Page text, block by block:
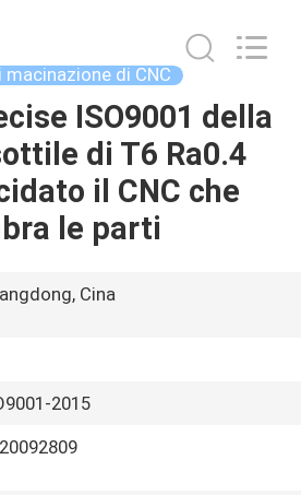
macinazione di CNC
ISO9001 della
di T6 Ra0.4
il CNC che
le parti
Cina
2015